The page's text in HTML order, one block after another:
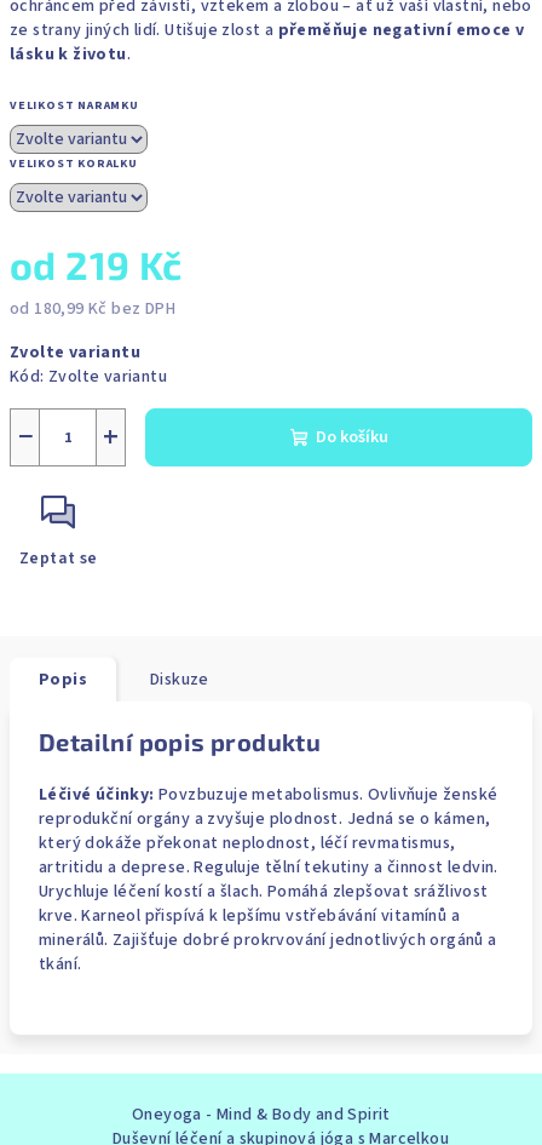
ochráncem před závistí, vztekem a zlobou – ať už vaší vlastní, nebo
ze strany jiných lidí. Utišuje zlost a přeměňuje negativní emoce v
lásku k životu.
VELIKOST NARAMKU
VELIKOST KORALKU
od 219 Kč
od 180,99 Kč bez DPH
cena:
Zvolte variantu
Kód: Zvolte variantu
+
− Do košíku
Zeptat se
Popis Diskuze
Detailní popis produktu
Léčivé účinky: Povzbuzuje metabolismus. Ovlivňuje ženské
reprodukční orgány a zvyšuje plodnost. Jedná se o kámen,
který dokáže překonat neplodnost, léčí revmatismus,
artritidu a deprese. Reguluje tělní tekutiny a činnost ledvin.
Urychluje léčení kostí a šlach. Pomáhá zlepšovat srážlivost
krve. Karneol přispívá k lepšímu vstřebávání vitamínů a
minerálů. Zajišťuje dobré prokrvování jednotlivých orgánů a
tkání.
Oneyoga - Mind & Body and Spirit
Duševní léčení a skupinová jóga s Marcelkou